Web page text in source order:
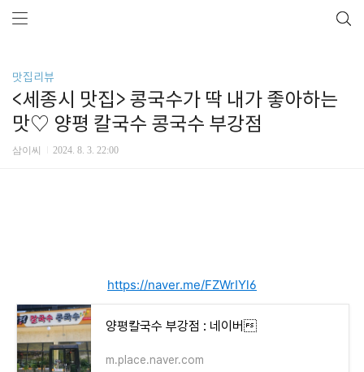
맛집리뷰
<세종시 맛집> 콩국수가 딱 내가 좋아하는
맛♡ 양평 칼국수 콩국수 부강점
삼이씨 2024. 8. 3. 22:00
https://naver.me/FZWrIYl6
양평칼국수 부강점 : 네이버
m.place.naver.com